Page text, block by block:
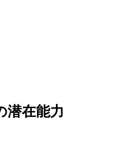
潜在能力